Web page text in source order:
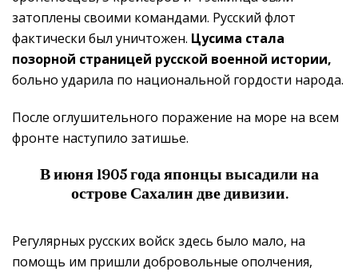
затоплены своими командами. Русский флот
фактически был уничтожен. Цусима стала
позорной страницей русской военной истории,
больно ударила по национальной гордости народа.
После оглушительного поражение на море на всем
фронте наступило затишье.
В июня 1905 года японцы высадили на
острове Сахалиндве дивизии.
Регулярных русских войск здесь было мало, на
помощь им пришли добровольные ополчения,